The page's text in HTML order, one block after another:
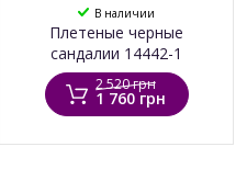
В наличии
Плетеные черные
сандалии 14442-1
2 520 грн
1 760 грн